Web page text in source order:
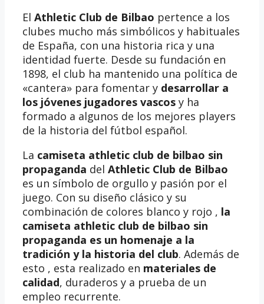
El Athletic Club de Bilbao pertence a los
clubes mucho más simbólicos y habituales
de España, con una historia rica y una
identidad fuerte. Desde su fundación en
1898, el club ha mantenido una política de
«cantera» para fomentar y desarrollar a
los jóvenes jugadores vascos y ha
formado a algunos de los mejores players
de la historia del fútbol español.
La camiseta athletic club de bilbao sin
propaganda del Athletic Club de Bilbao
es un símbolo de orgullo y pasión por el
juego. Con su diseño clásico y su
combinación de colores blanco y rojo , la
camiseta athletic club de bilbao sin
propaganda es un homenaje a la
tradición y la historia del club. Además de
esto , esta realizado en materiales de
calidad, duraderos y a prueba de un
empleo recurrente.